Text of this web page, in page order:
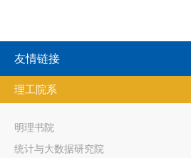
友情链接
理工院系
明理书院
统计与大数据研究院